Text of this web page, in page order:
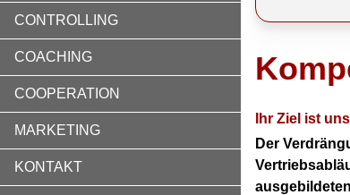
CONTROLLING
COACHING
COOPERATION
MARKETING
KONTAKT
Ihr Ziel ist
Der